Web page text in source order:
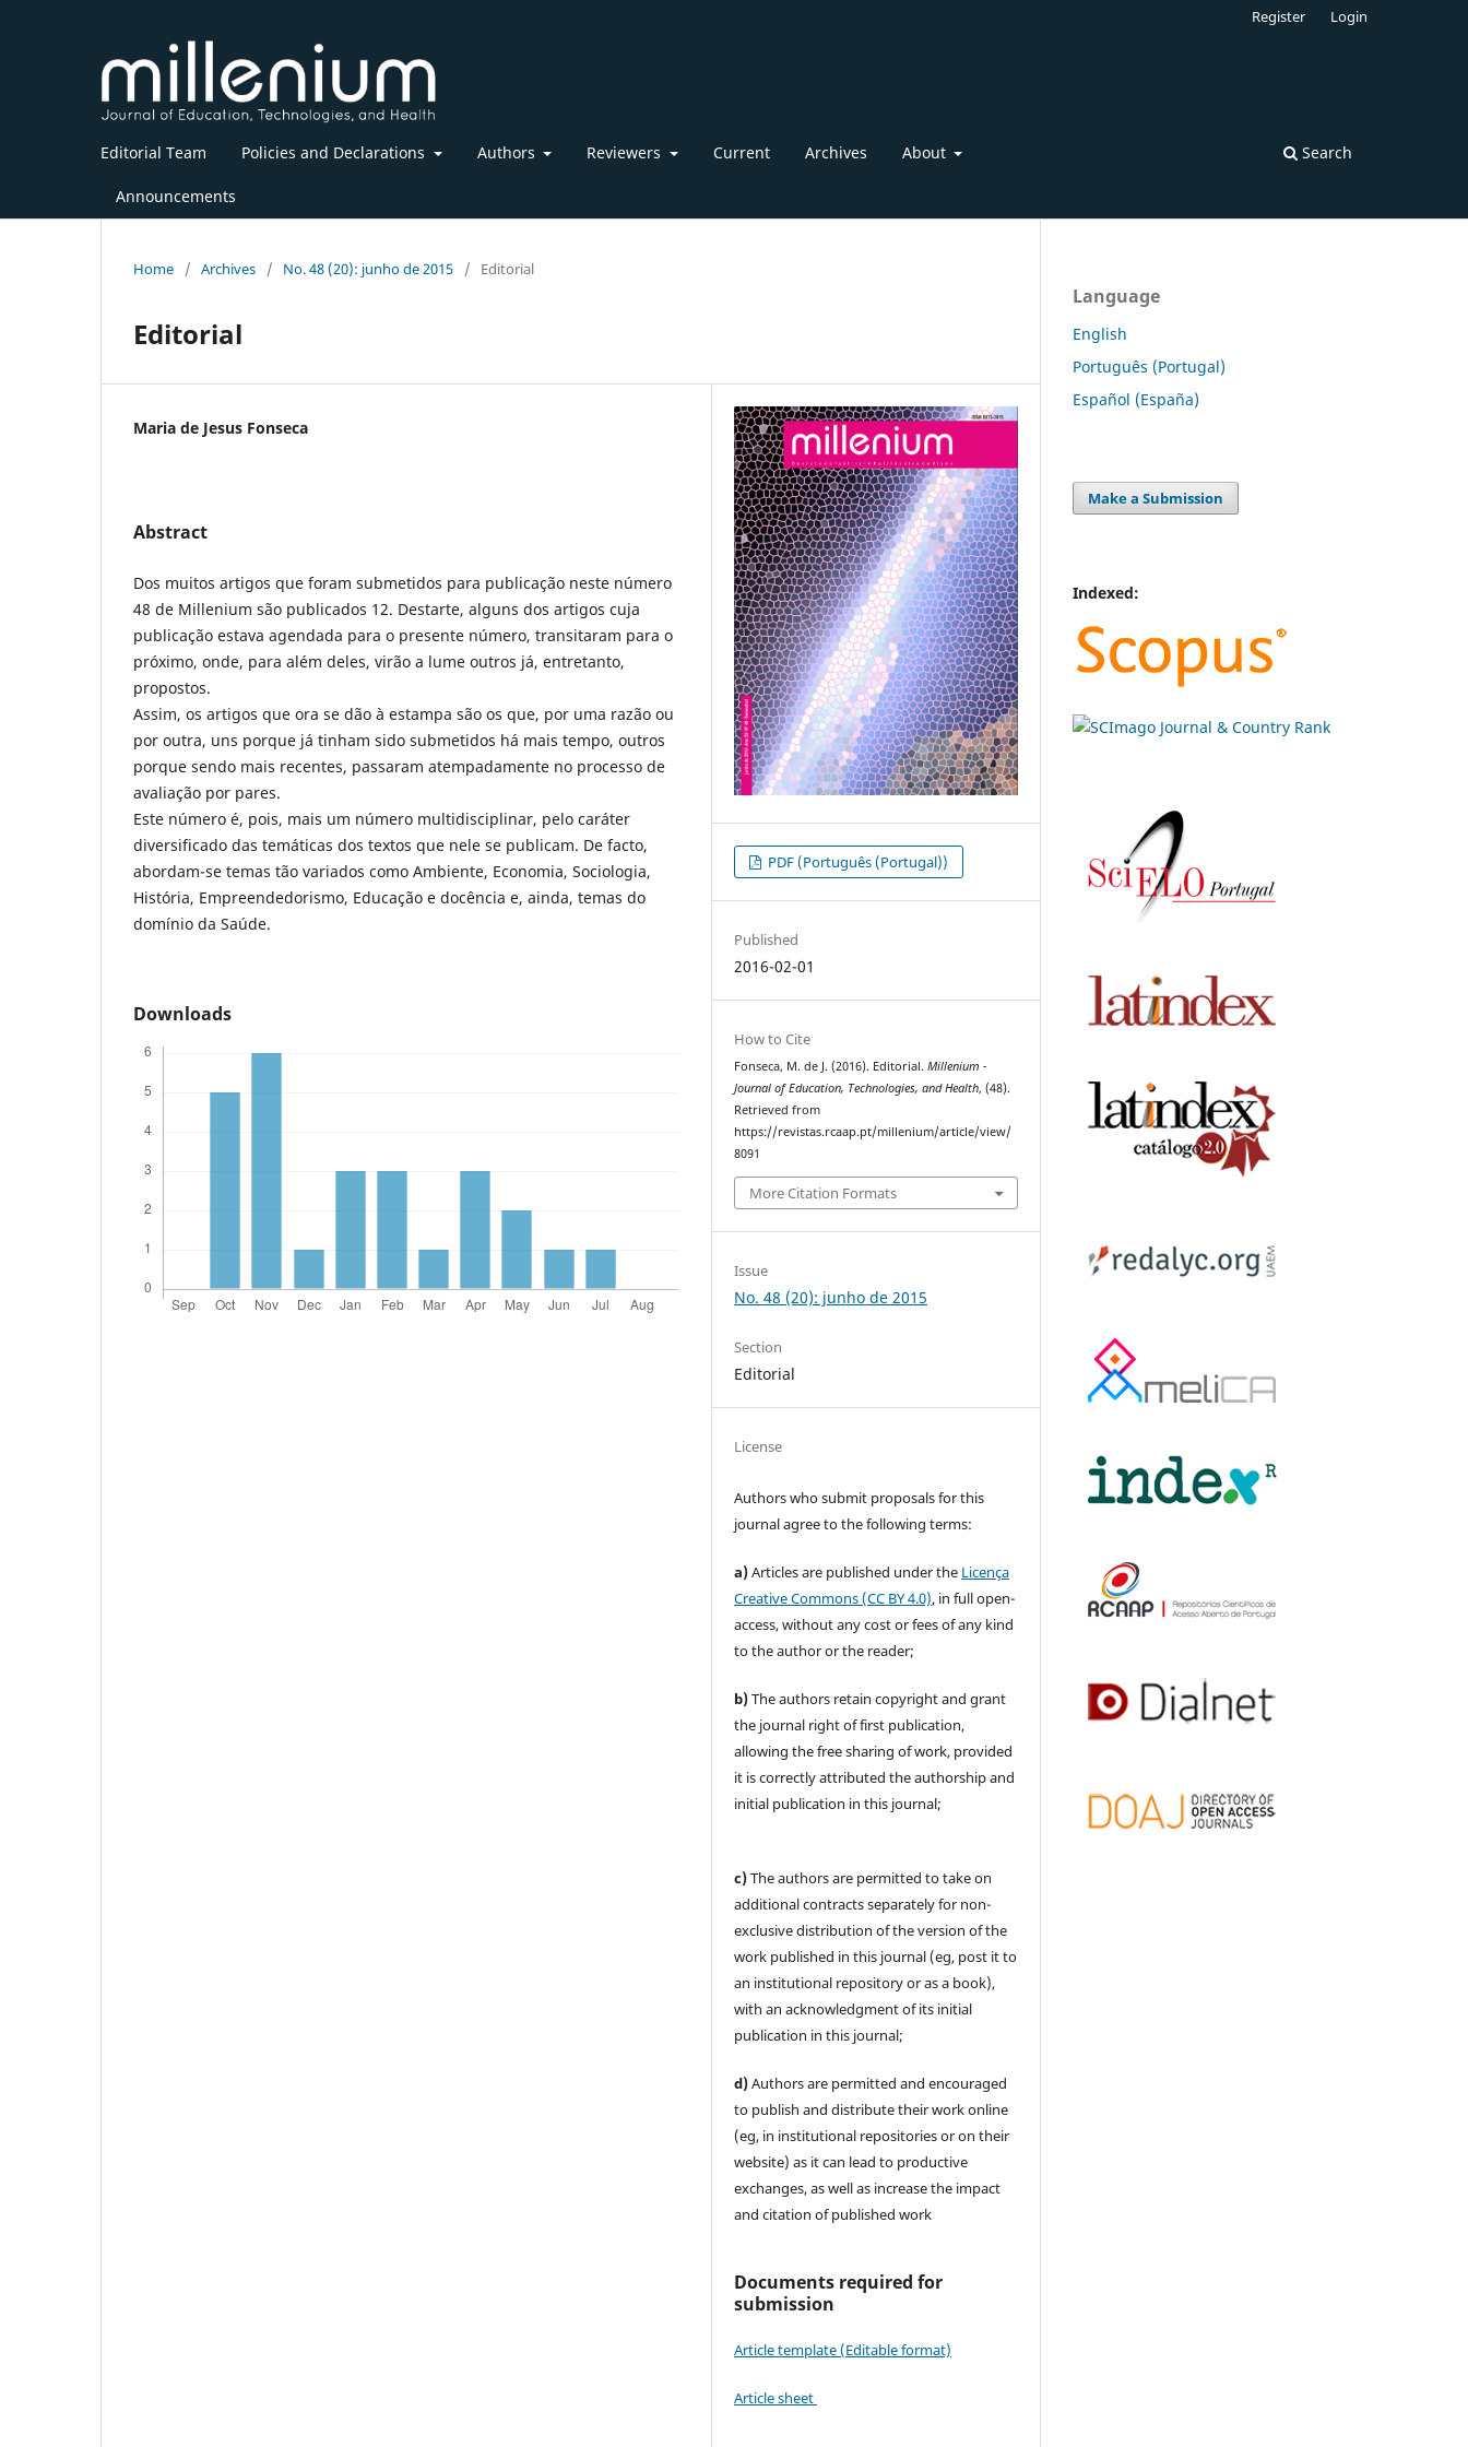
Editorial Team Policies and Declarations Authors Reviewers Current Archives About
Announcements
Search
Register Login
Home / Archives / No. 48 (20): junho de 2015 / Editorial
Editorial
Maria de Jesus Fonseca
Abstract
Dos muitos artigos que foram submetidos para publicação neste número
48 de Millenium são publicados 12. Destarte, alguns dos artigos cuja
publicação estava agendada para o presente número, transitaram para o
próximo, onde, para além deles, virão a lume outros já, entretanto,
propostos.
Assim, os artigos que ora se dão à estampa são os que, por uma razão ou
por outra, uns porque já tinham sido submetidos há mais tempo, outros
porque sendo mais recentes, passaram atempadamente no processo de
avaliação por pares.
Este número é, pois, mais um número multidisciplinar, pelo caráter
diversificado das temáticas dos textos que nele se publicam. De facto,
abordam-se temas tão variados como Ambiente, Economia, Sociologia,
História, Empreendedorismo, Educação e docência e, ainda, temas do
domínio da Saúde.
Downloads
PDF (Português (Portugal))
Published
2016-02-01
How to Cite
Fonseca, M. de J. (2016). Editorial.Millenium -
Journal of Education, Technologies, and Health, (48).
Retrieved from
https://revistas.rcaap.pt/millenium/article/view/
8091
More Citation Formats
Issue
No. 48 (20): junho de 2015
Section
Editorial
License
Authors who submit proposals for this
journal agree to the following terms:
a)Articles are published under the Licença
Creative Commons (CC BY 4.0), in full open-
access, without any cost or fees of any kind
to the author or the reader;
b)The authors retain copyright and grant
the journal right of first publication,
allowing the free sharing of work, provided
it is correctly attributed the authorship and
initial publication in this journal;
c)The authors are permitted to take on
additional contracts separately for non-
exclusive distribution of the version of the
work published in this journal (eg, post it to
an institutional repository or as a book),
with an acknowledgment of its initial
publication in this journal;
d)Authors are permitted and encouraged
to publish and distribute their work online
(eg, in institutional repositories or on their
website) as it can lead to productive
exchanges, as well as increase the impact
and citation of published work
Documents required for
submission
Article template (Editable format)
Article sheet
Language
English
Português (Portugal)
Español (España)
Make a Submission
Indexed: